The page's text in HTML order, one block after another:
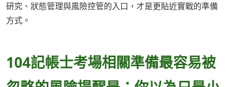
研究、狀態管理與風險控管的入口，才是更貼近實戰的準備
方式。
104記帳士考場相關準備最容易被